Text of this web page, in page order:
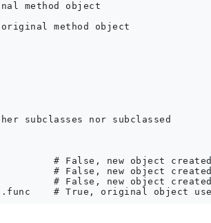
method object
method object
subclasses nor subclassed
# False, new object created
# False, new object created
# False, new object created